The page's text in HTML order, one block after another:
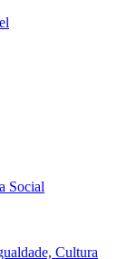
Social
Cultura